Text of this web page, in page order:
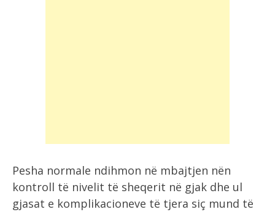
Pesha normale ndihmon në mbajtjen nën
kontroll të nivelit të sheqerit në gjak dhe ul
gjasat e komplikacioneve të tjera siç mund të